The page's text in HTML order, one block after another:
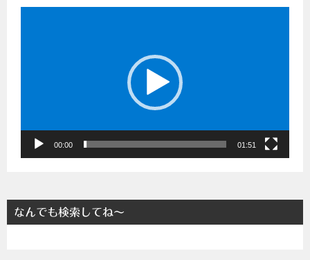
00:00 01:51
なんでも検索してね～